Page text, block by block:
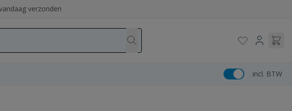
verzonden
incl. BTW